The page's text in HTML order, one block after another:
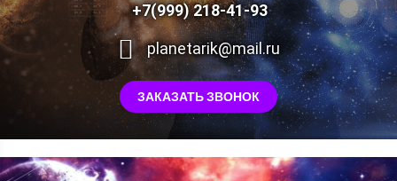
+7(999) 218-41-93
planetarik@mail.ru
ЗАКАЗАТЬ ЗВОНОК